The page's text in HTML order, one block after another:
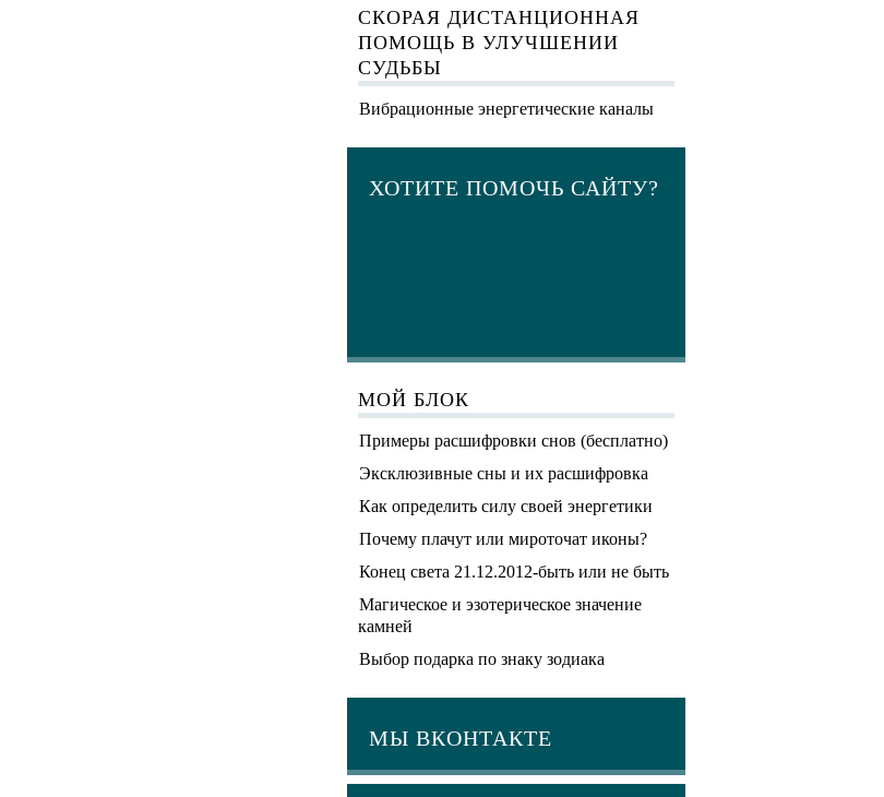
СКОРАЯ ДИСТАНЦИОННАЯ
ПОМОЩЬ В УЛУЧШЕНИИ
СУДЬБЫ
Вибрационные энергетические каналы
ХОТИТЕ ПОМОЧЬ САЙТУ?
МОЙ БЛОК
Примеры расшифровки снов (бесплатно)
Эксклюзивные сны и их расшифровка
Как определить силу своей энергетики
Почему плачут или мироточат иконы?
Конец света 21.12.2012-быть или не быть
Магическое и эзотерическое значение
камней
Выбор подарка по знаку зодиака
МЫ ВКОНТАКТЕ